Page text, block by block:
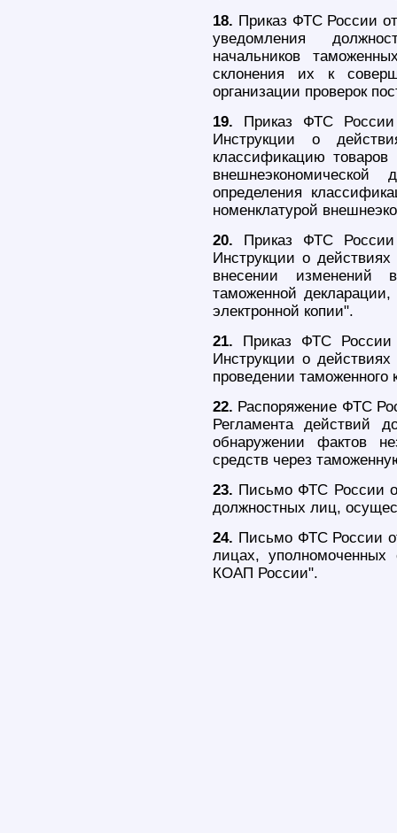
18. Приказ ФТС России
уведомления
начальников
склонения их к
организации проверок
19. Приказ ФТС
Инструкции о
классификацию товаров
внешнеэкономической
определения
номенклатурой
20. Приказ ФТС
Инструкции о
внесении изменений
таможенной декларации,
электронной копии".
21. Приказ ФТС
Инструкции о
проведении
22. Распоряжение ФТС
Регламента действий
обнаружении фактов
средств через
23. Письмо ФТС России
должностных лиц,
24. Письмо ФТС России
лицах,
КОАП России".